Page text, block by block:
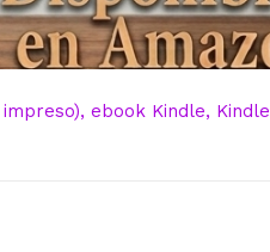
ebook Kindle, Kindle